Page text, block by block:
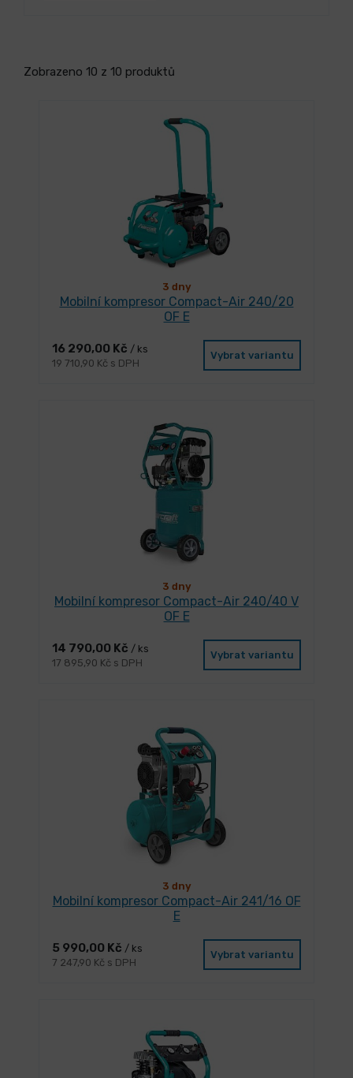
Zobrazeno 10 z 10 produktů
3 dny
Mobilní kompresor Compact-Air 240/20
OF E
16 290,00 Kč / ks
19 710,90 Kč s DPH
Vybrat variantu
3 dny
Mobilní kompresor Compact-Air 240/40 V
OF E
14 790,00 Kč / ks
17 895,90 Kč s DPH
Vybrat variantu
3 dny
Mobilní kompresor Compact-Air 241/16 OF
E
5 990,00 Kč / ks
7 247,90 Kč s DPH
Vybrat variantu